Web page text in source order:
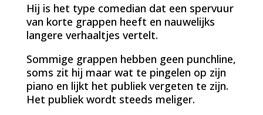
Hij is het type comedian dat een spervuur
van korte grappen heeft en nauwelijks
langere verhaaltjes vertelt.
Sommige grappen hebben geen punchline,
soms zit hij maar wat te pingelen op zijn
piano en lijkt het publiek vergeten te zijn.
Het publiek wordt steeds meliger.